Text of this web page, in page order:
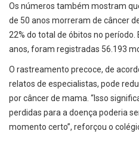
Os números também mostram
de 50 anos morreram de câncer
22% do total de óbitos no
anos, foram registradas 56.193
O rastreamento precoce, de
relatos de especialistas, pode
por câncer de mama. “Isso
perdidas para a doença poderia
momento certo”, reforçou o